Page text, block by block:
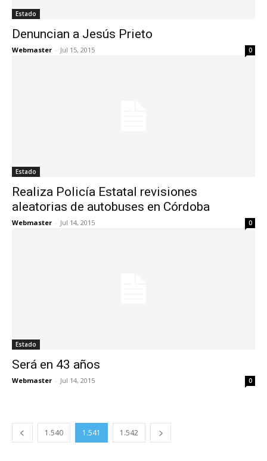
Estado
Denuncian a Jesús Prieto
Webmaster - Jul 15, 2015 0
Estado
Realiza Policía Estatal revisiones
aleatorias de autobuses en Córdoba
Webmaster - Jul 14, 2015 0
Estado
Será en 43 años
Webmaster - Jul 14, 2015 0
1.540 1.541 1.542